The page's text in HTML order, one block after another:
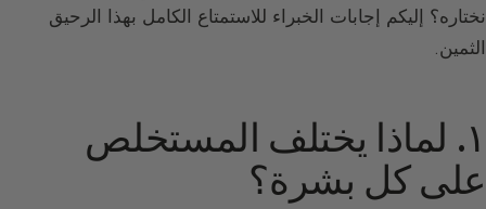
نختاره؟ إليكم إجابات الخبراء للاستمتاع الكامل بهذا الرحيق
الثمين.
١. لماذا يختلف المستخلص
على كل بشرة؟